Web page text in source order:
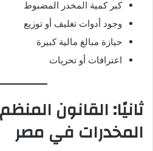
كبر كمية المخدر المضبوط
وجود أدوات تغليف أو توزيع
حيازة مبالغ مالية كبيرة
اعترافات أو تحريات
ثانيًا: القانون
المخدرات في مصر